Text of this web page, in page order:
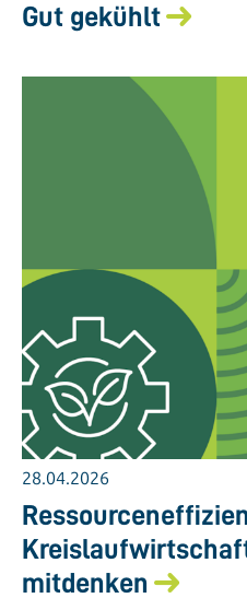
Gut gekühlt
28.04.2026
mitdenken